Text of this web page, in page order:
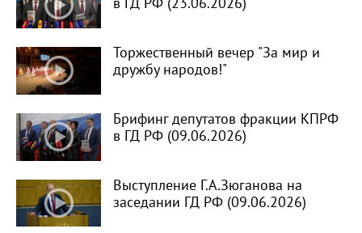
в ГД РФ (23.06.2026)
Торжественный вечер "За мир и
дружбу народов!"
Брифинг депутатов фракции КПРФ
в ГД РФ (09.06.2026)
Выступление Г.А.Зюганова на
заседании ГД РФ (09.06.2026)